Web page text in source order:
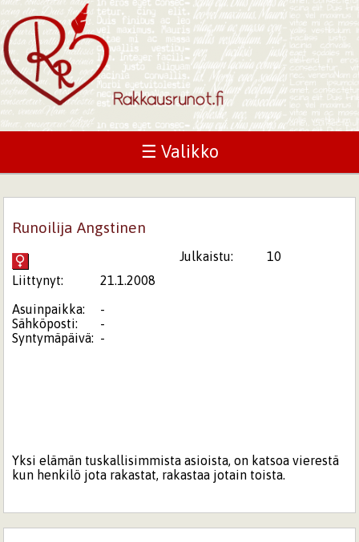
☰ Valikko
Runoilija Angstinen
Julkaistu:
10
Liittynyt:
21.1.2008
Asuinpaikka:
-
Sähköposti:
-
Syntymäpäivä: -
Yksi elämän tuskallisimmista asioista, on katsoa vierestä
kun henkilö jota rakastat, rakastaa jotain toista.